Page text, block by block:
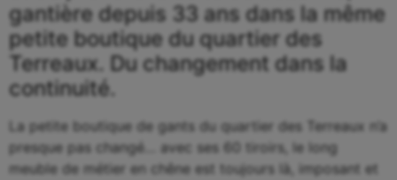
gantière depuis 33 ans dans la même
petite boutique du quartier des
Terreaux. Du changement dans la
continuité.
La petite boutique de gants du quartier des Terreaux n’a
presque pas changé… avec ses 60 tiroirs, le long
meuble de métier en chêne est toujours là, imposant et